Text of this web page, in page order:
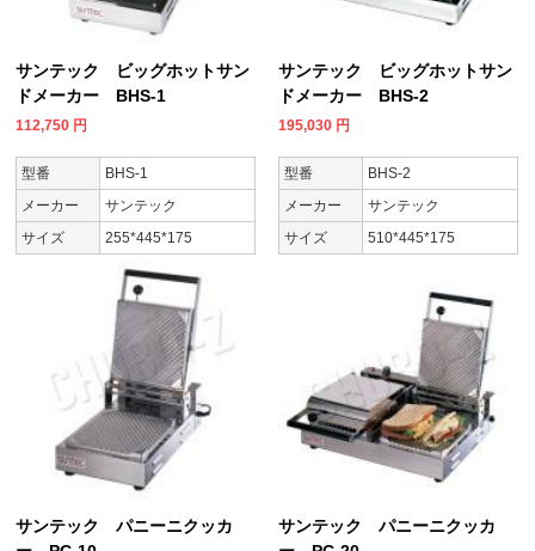
サンテック ビッグホットサン
ドメーカー BHS-1
112,750 円
型番
BHS-1
メーカー
サンテック
サイズ
255*445*175
サンテック ビッグホットサン
ドメーカー BHS-2
195,030 円
型番
BHS-2
メーカー
サンテック
サイズ
510*445*175
サンテック パニーニクッカ
サンテック パニーニクッカ